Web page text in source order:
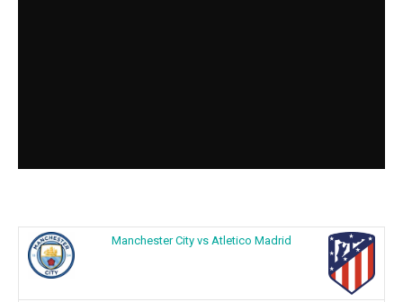
Manchester City vs Atletico Madrid